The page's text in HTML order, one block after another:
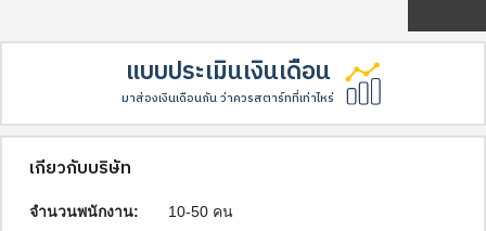
แบบประเมินเงินเดือน
มาส่องเงินเดือนกัน ว่าควรสตาร์ทที่เท่าไหร่
เกี่ยวกับบริษัท
จำนวนพนักงาน:
10-50 คน